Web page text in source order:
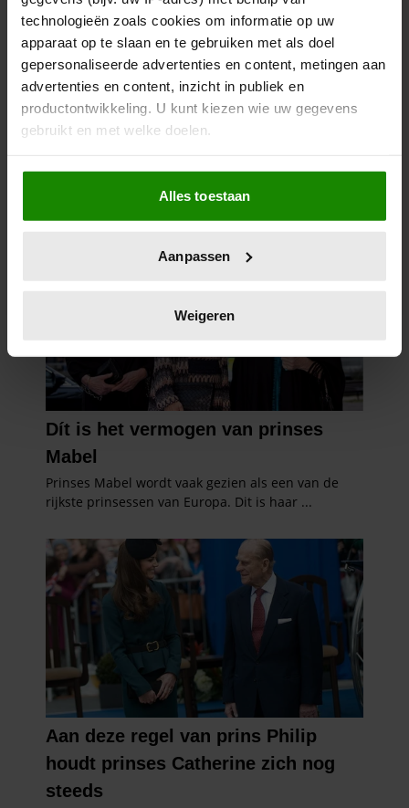
technologieën zoals cookies om informatie op uw
apparaat op te slaan en te gebruiken met als doel
gepersonaliseerde advertenties en content, metingen aan
advertenties en content, inzicht in publiek en
productontwikkeling. U kunt kiezen wie uw gegevens
gebruikt en met welke doelen.
Als u het toestaat, willen we ook graag:
Informatie verzamelen over uw geografische
locatie, die tot een paar meter nauwkeurig kan zijn
scannen op specifieke eigenschappen (fingerprinting)
verwerkt en stel uw voorkeuren in het
intrekken in de Cookieverklaring.
We gebruiken cookies om content en advertenties te
personaliseren, om functies voor social media te bieden
en om ons websiteverkeer te analyseren. Ook delen we
informatie over uw gebruik van onze site met onze
partners voor social media, adverteren en analyse. Deze
partners kunnen deze gegevens combineren met andere
verzameld op basis van uw gebruik van hun services. U
gaat akkoord met onze cookies als u onze website blijft
gebruiken.
Alles toestaan
Aanpassen
Weigeren